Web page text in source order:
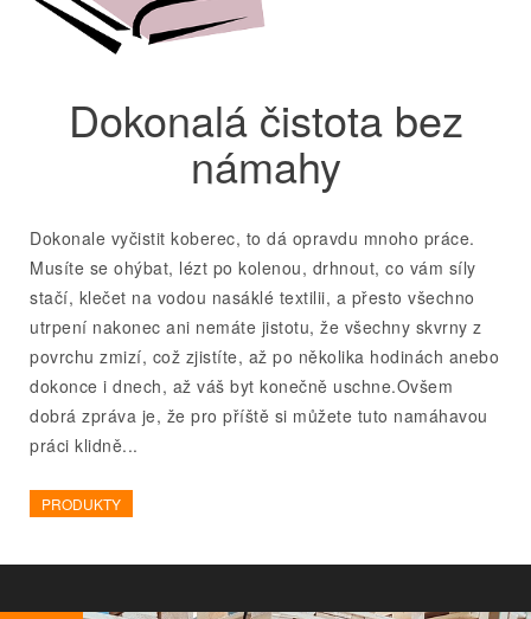
Dokonalá čistota bez
námahy
Dokonale vyčistit koberec, to dá opravdu mnoho práce.
Musíte se ohýbat, lézt po kolenou, drhnout, co vám síly
stačí, klečet na vodou nasáklé textilii, a přesto všechno
utrpení nakonec ani nemáte jistotu, že všechny skvrny z
povrchu zmizí, což zjistíte, až po několika hodinách anebo
dokonce i dnech, až váš byt konečně uschne.Ovšem
dobrá zpráva je, že pro příště si můžete tuto namáhavou
práci klidně...
PRODUKTY